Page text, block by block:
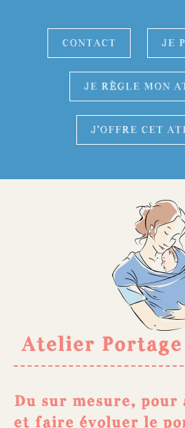
CONTACT JE
JE RÈGLE MON
J'OFFRE CET
Atelier
Du sur mesure,
et faire évoluer le